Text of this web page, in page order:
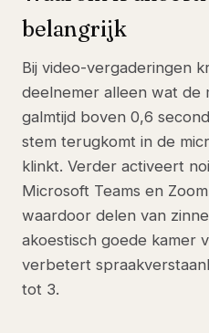
belangrijk
Bij video-vergaderingen
deelnemer alleen wat de
galmtijd boven 0,6
stem terugkomt in de
klinkt. Verder activeert
Microsoft Teams en
waardoor delen van
akoestisch goede kamer
verbetert
tot 3.